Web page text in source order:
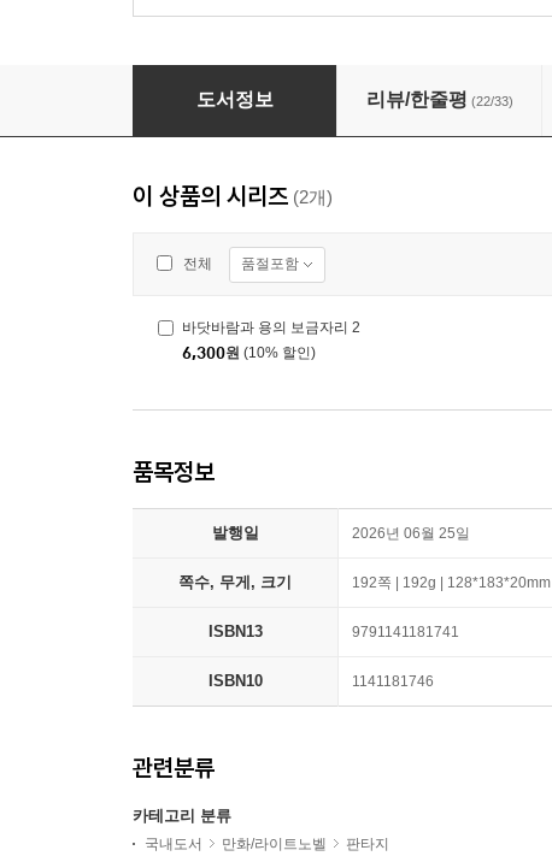
바닷바람과 용의 보금자리 2
도서정보 리뷰/한줄평 (22/33)
이 상품의 시리즈 (2개)
전체 품절포함
바닷바람과 용의 보금자리 2
6,300원 (10% 할인)
품목정보
발행일 2026년 06월 25일
쪽수, 무게, 크기 192쪽 | 192g | 128*183*20mm
ISBN13 9791141181741
ISBN10 1141181746
관련분류
카테고리 분류
국내도서 만화/라이트노벨 판타지